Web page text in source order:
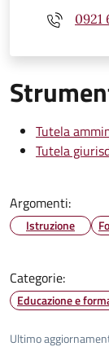
0921
Tutela
Tutela
Argomenti:
Istruzione
Categorie:
Educazione e
Ultimo